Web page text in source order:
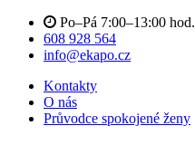
Po–Pá 7:00–13:00 hod.
608 928 564
info@ekapo.cz
Kontakty
O nás
Průvodce spokojené ženy